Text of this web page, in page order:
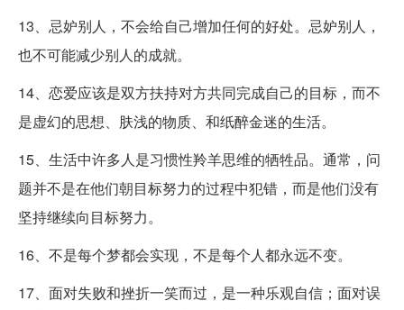
13、忌妒别人，不会给自己增加任何的好处。忌妒别人，
也不可能减少别人的成就。
14、恋爱应该是双方扶持对方共同完成自己的目标，而不
是虚幻的思想、肤浅的物质、和纸醉金迷的生活。
15、生活中许多人是习惯性羚羊思维的牺牲品。通常，问
题并不是在他们朝目标努力的过程中犯错，而是他们没有
坚持继续向目标努力。
16、不是每个梦都会实现，不是每个人都永远不变。
17、面对失败和挫折一笑而过，是一种乐观自信；面对误